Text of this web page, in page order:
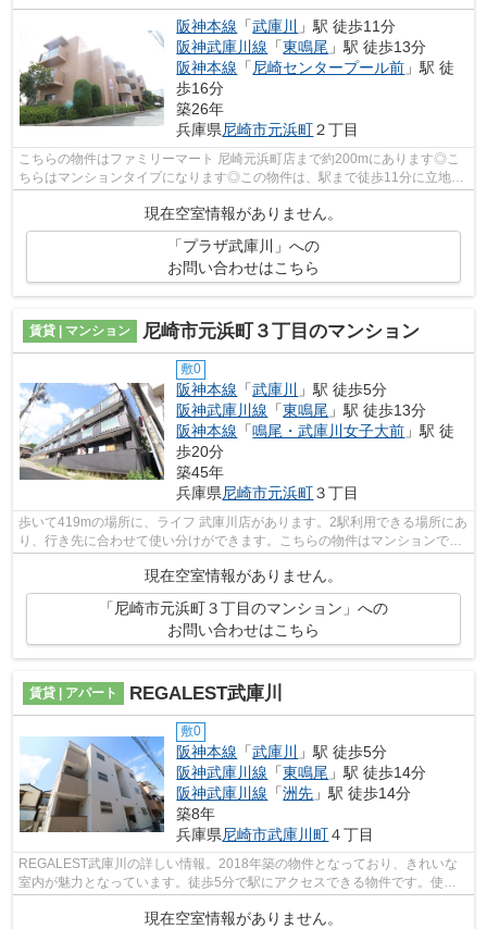
阪神本線 「武庫川
」駅 徒歩11分
阪神武庫川線 「東鳴尾 」駅 徒歩13分
阪神本線 「 尼崎センタープール前 」駅 徒
歩16分
築26年
兵庫県尼崎市元浜町２丁目
こちらの物件はファミリーマート 尼崎元浜町店まで約200mにあります◎こ
ちらはマンションタイプになります◎この物件は、駅まで徒歩11分に立地し
現在空室情報がありません。
「プラザ武庫川」への
お問い合わせはこちら
賃貸 | マンション 尼崎市元浜町３丁目のマンション
敷0
阪神本線 「武庫川 」駅 徒歩5分
阪神武庫川線 「東鳴尾 」駅 徒歩13分
阪神本線 「鳴尾・武庫川女子大前 」駅 徒
歩20分
築45年
兵庫県尼崎市元浜町３丁目
歩いて419mの場所に、ライフ 武庫川店があります。2駅利用できる場所にあ
り、行き先に合わせて使い分けができます。こちらの物件はマンションで
す。この物件は駅から徒歩5分のマンショ...
現在空室情報がありません。
「尼崎市元浜町３丁目のマンション」への
お問い合わせはこちら
賃貸 | アパート REGALEST武庫川
敷0
阪神本線 「武庫川
」駅 徒歩5分
阪神武庫川線 「東鳴尾 」駅 徒歩14分
阪神武庫川線 「洲先 」駅 徒歩14分
築8年
兵庫県尼崎市武庫川町４丁目
REGALEST武庫川の詳しい情報。2018年築の物件となっており、きれいな
室内が魅力となっています。徒歩5分で駅にアクセスできる物件です。使い
現在空室情報がありません。